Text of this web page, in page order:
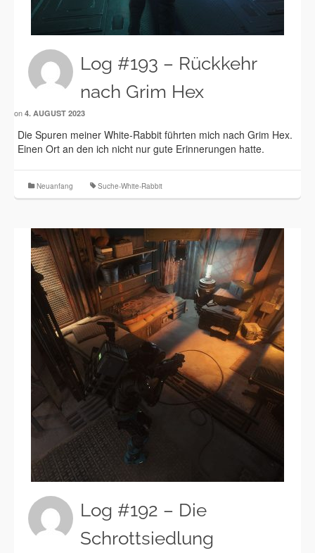
Log #193 – Rückkehr
nach Grim Hex
on 4. AUGUST 2023
Die Spuren meiner White-Rabbit führten mich nach Grim Hex.
Einen Ort an den ich nicht nur gute Erinnerungen hatte.
Neuanfang Suche-White-Rabbit
Log #192 – Die
Schrottsiedlung